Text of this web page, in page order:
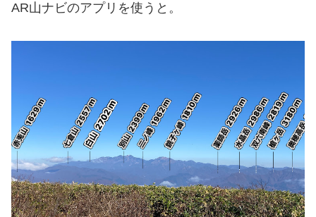
AR山ナビのアプリを使うと。